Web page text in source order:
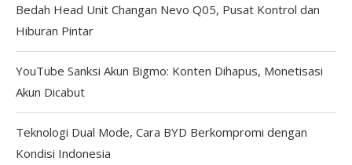
Bedah Head Unit Changan Nevo Q05, Pusat Kontrol dan
Hiburan Pintar
YouTube Sanksi Akun Bigmo: Konten Dihapus, Monetisasi
Akun Dicabut
Teknologi Dual Mode, Cara BYD Berkompromi dengan
Kondisi Indonesia